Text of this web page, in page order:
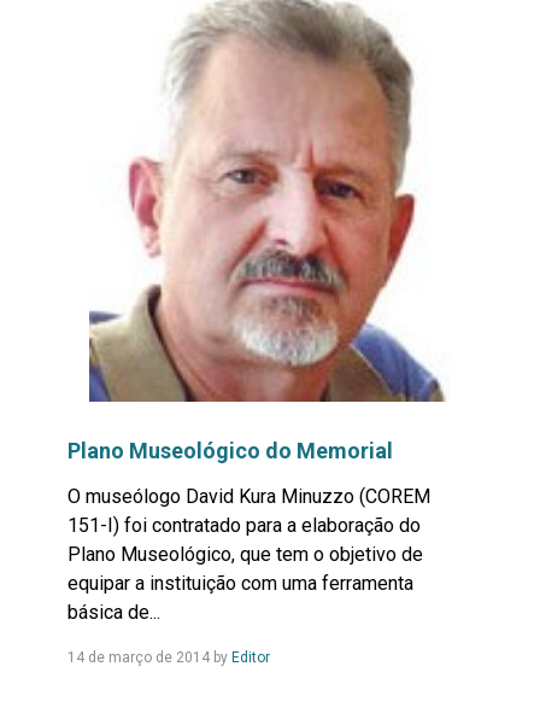
Plano Museológico do Memorial
O museólogo David Kura Minuzzo (COREM
151-I) foi contratado para a elaboração do
Plano Museológico, que tem o objetivo de
equipar a instituição com uma ferramenta
básica de...
14 de março de 2014by EditorLeia